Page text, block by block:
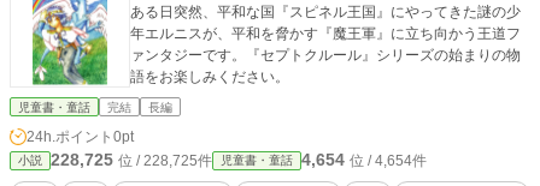
ある日突然、平和な国『スピネル王国』にやってきた謎の少
年エルニスが、平和を脅かす『魔王軍』に立ち向かう王道フ
ァンタジーです。『セプトクルール』シリーズの始まりの物
語をお楽しみください。
児童書・童話 完結 長編
24h.ポイント 0pt
小説 228,725 位 / 228,725件 児童書・童話 4,654 位 / 4,654件